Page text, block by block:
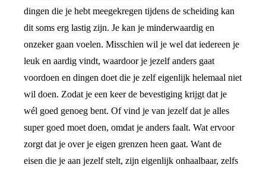
dingen die je hebt meegekregen tijdens de scheiding kan
dit soms erg lastig zijn. Je kan je minderwaardig en
onzeker gaan voelen. Misschien wil je wel dat iedereen je
leuk en aardig vindt, waardoor je jezelf anders gaat
voordoen en dingen doet die je zelf eigenlijk helemaal niet
wil doen. Zodat je een keer de bevestiging krijgt dat je
wél goed genoeg bent. Of vind je van jezelf dat je alles
super goed moet doen, omdat je anders faalt. Wat ervoor
zorgt dat je over je eigen grenzen heen gaat. Want de
eisen die je aan jezelf stelt, zijn eigenlijk onhaalbaar, zelfs